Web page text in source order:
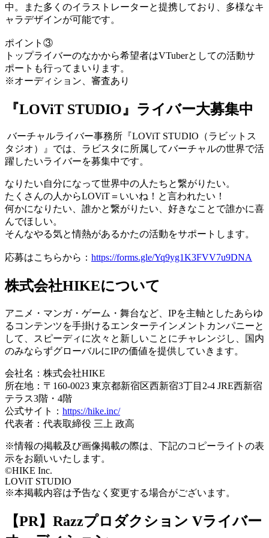
中。また多くのイラストレーターと提携しており、多様なキ
ャラデザインが可能です。
ポイント③
トップライバーのなかから希望者はVTuberとしての活動サ
ポートも行ってまいります。
※オーディション、審査あり
『LOViT STUDIO』ライバー大募集中
バーチャルライバー事務所『LOViT STUDIO（ラビットス
タジオ）』では、ラビスタに所属してバーチャルの世界で活
躍したいライバーを募集中です。
なりたい自分になって世界中の人たちと繋がりたい。
たくさんの人からLOViT＝いいね！と言われたい！
何かになりたい、誰かと繋がりたい、好きなことで誰かに喜
んでほしい。
そんなやる気と情熱があるかたの活動をサポートします。
応募はこちらから： https://forms.gle/Yq9yg1K3FVV7u9DNA
株式会社HIKEについて
アニメ・マンガ・ゲーム・舞台など、IPを主軸としたあらゆ
るコンテンツを手掛けるエンターテインメントカンパニーと
して、スピーディに次々と新しいことにチャレンジし、国内
のみならずグローバルにIPの価値を提供していきます。
会社名：株式会社HIKE
所在地：〒160-0023 東京都新宿区西新宿3丁目2-4 JRE西新宿
テラス3階・4階
公式サイト： https://hike.inc/
代表者：代表取締役 三上 政高
​​※情報の掲載及び画像掲載の際は、下記のコピーライトの表
示をお願いいたします。​
©HIKE Inc.
LOViT STUDIO
※本掲載内容は予告なく変更する場合がございます。​
【PR】Razzプロダクション Vライバー